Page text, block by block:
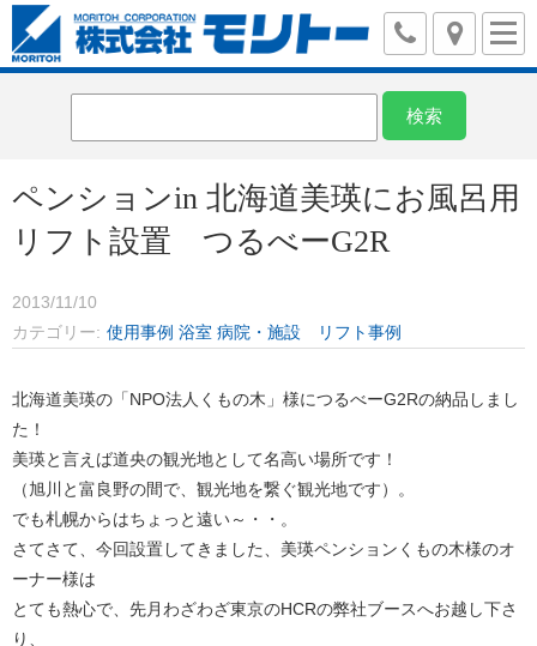
ペンションin 北海道美瑛にお風呂用
リフト設置 つるべーG2R
2013/11/10
カテゴリー
使用事例 浴室 病院・施設 リフト事例
北海道美瑛の「NPO法人くもの木」様につるべーG2Rの納品しまし
た！
美瑛と言えば道央の観光地として名高い場所です！
（旭川と富良野の間で、観光地を繋ぐ観光地です）。
でも札幌からはちょっと遠い～・・。
さてさて、今回設置してきました、美瑛ペンションくもの木様のオ
ーナー様は
とても熱心で、先月わざわざ東京のHCRの弊社ブースへお越し下さ
り、